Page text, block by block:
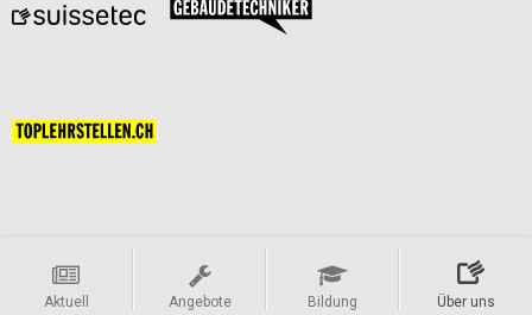
Aktuell Angebote Bildung Über uns